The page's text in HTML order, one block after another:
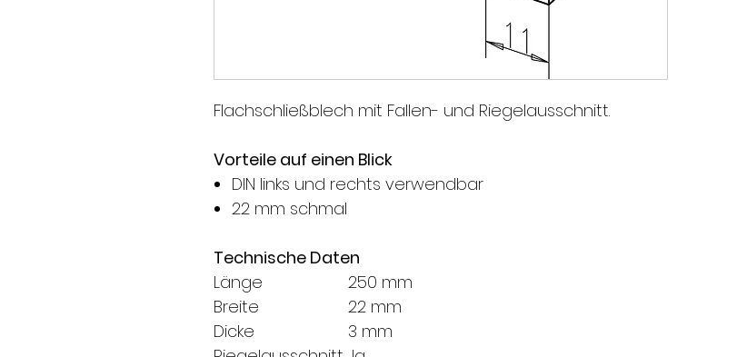
Flachschließblech mit Fallen- und Riegelausschnitt.
Vorteile auf einen Blick
DIN links und rechts verwendbar
22 mm schmal
Technische Daten
Länge
250 mm
Breite
22 mm
Dicke
3 mm